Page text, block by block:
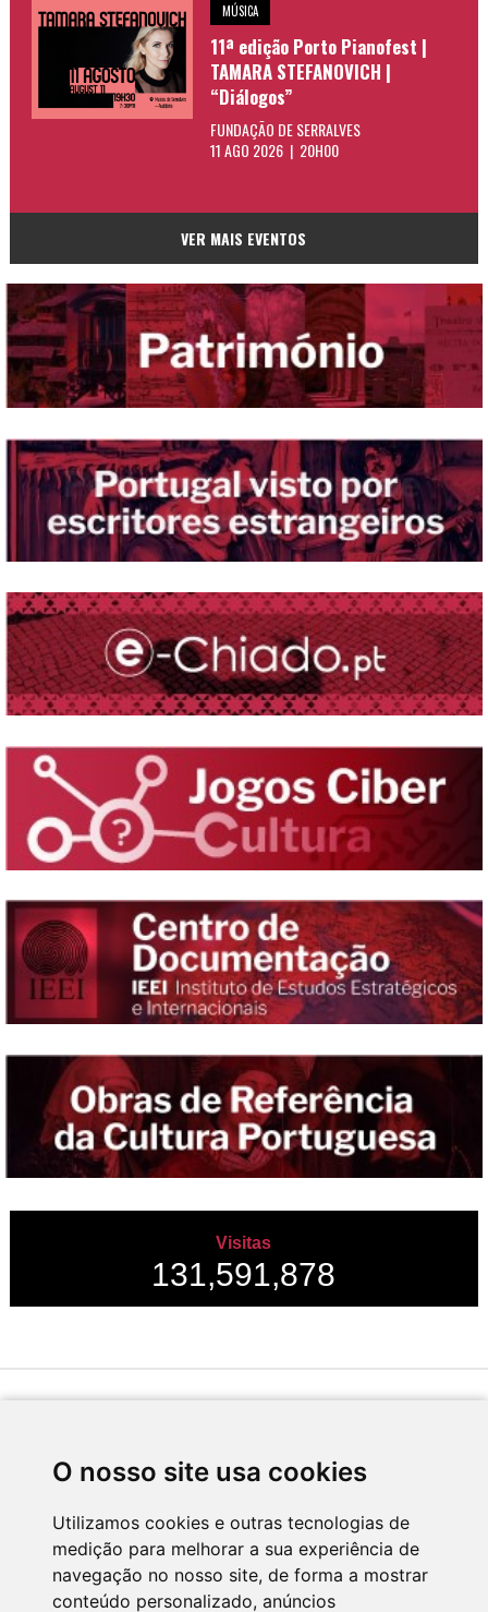
O nosso site usa cookies
Utilizamos cookies e outras tecnologias de
medição para melhorar a sua experiência de
navegação no nosso site, de forma a mostrar
conteúdo personalizado, anúncios
MÚSICA
11ª edição Porto Pianofest |
TAMARA STEFANOVICH |
“Diálogos”
FUNDAÇÃO DE SERRALVES
11 AGO 2026 | 20H00
VER MAIS EVENTOS
Visitas
131,591,878